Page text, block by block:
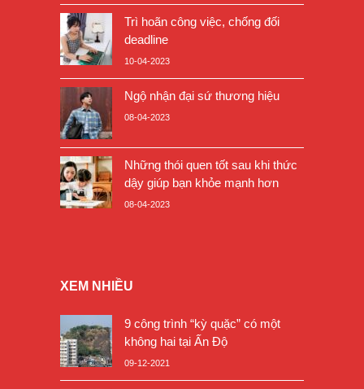
Trì hoãn công việc, chống đối
deadline
10-04-2023
Ngộ nhận đại sứ thương hiệu
08-04-2023
Những thói quen tốt sau khi thức
dậy giúp bạn khỏe mạnh hơn
08-04-2023
XEM NHIỀU
9 công trình “kỳ quặc” có một
không hai tại Ấn Độ
09-12-2021